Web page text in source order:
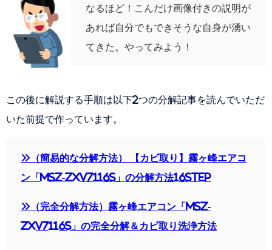
なるほど！こんだけ画像付きの説明が
あれば自分でもできそうな自身が湧い
てきた。やってみよう！
この後に解説する手順は以下2つの分解記事を読んでいただ
いた前提で作っています。
»（簡易的な分解方法） 【カビ取り】霧ヶ峰エアコ
ン「MSZ-ZXV7116S」の分解方法16Step
»（完全分解方法）霧ヶ峰エアコン「MSZ-
ZXV7116S」の完全分解＆カビ取り洗浄方法